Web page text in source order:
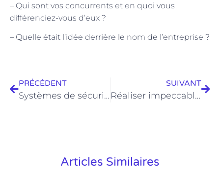
– Qui sont vos concurrents et en quoi vous
différenciez-vous d’eux ?
– Quelle était l’idée derrière le nom de l’entreprise ?
PRÉCÉDENT
Systèmes de sécurité domestique : Tout ce que vous devez savoir
SUIVANT
Réaliser impeccablement les travaux de vitreries en engageant un professionnel
Articles Similaires